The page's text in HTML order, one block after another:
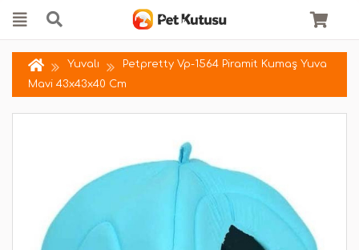
Yuvalı
Petpretty Vp-1564 Piramit Kumaş Yuva
Mavi 43x43x40 Cm